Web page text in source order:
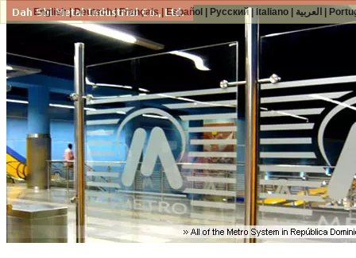
English|Deutsch|Français|Español Русский| Italiano| العربية